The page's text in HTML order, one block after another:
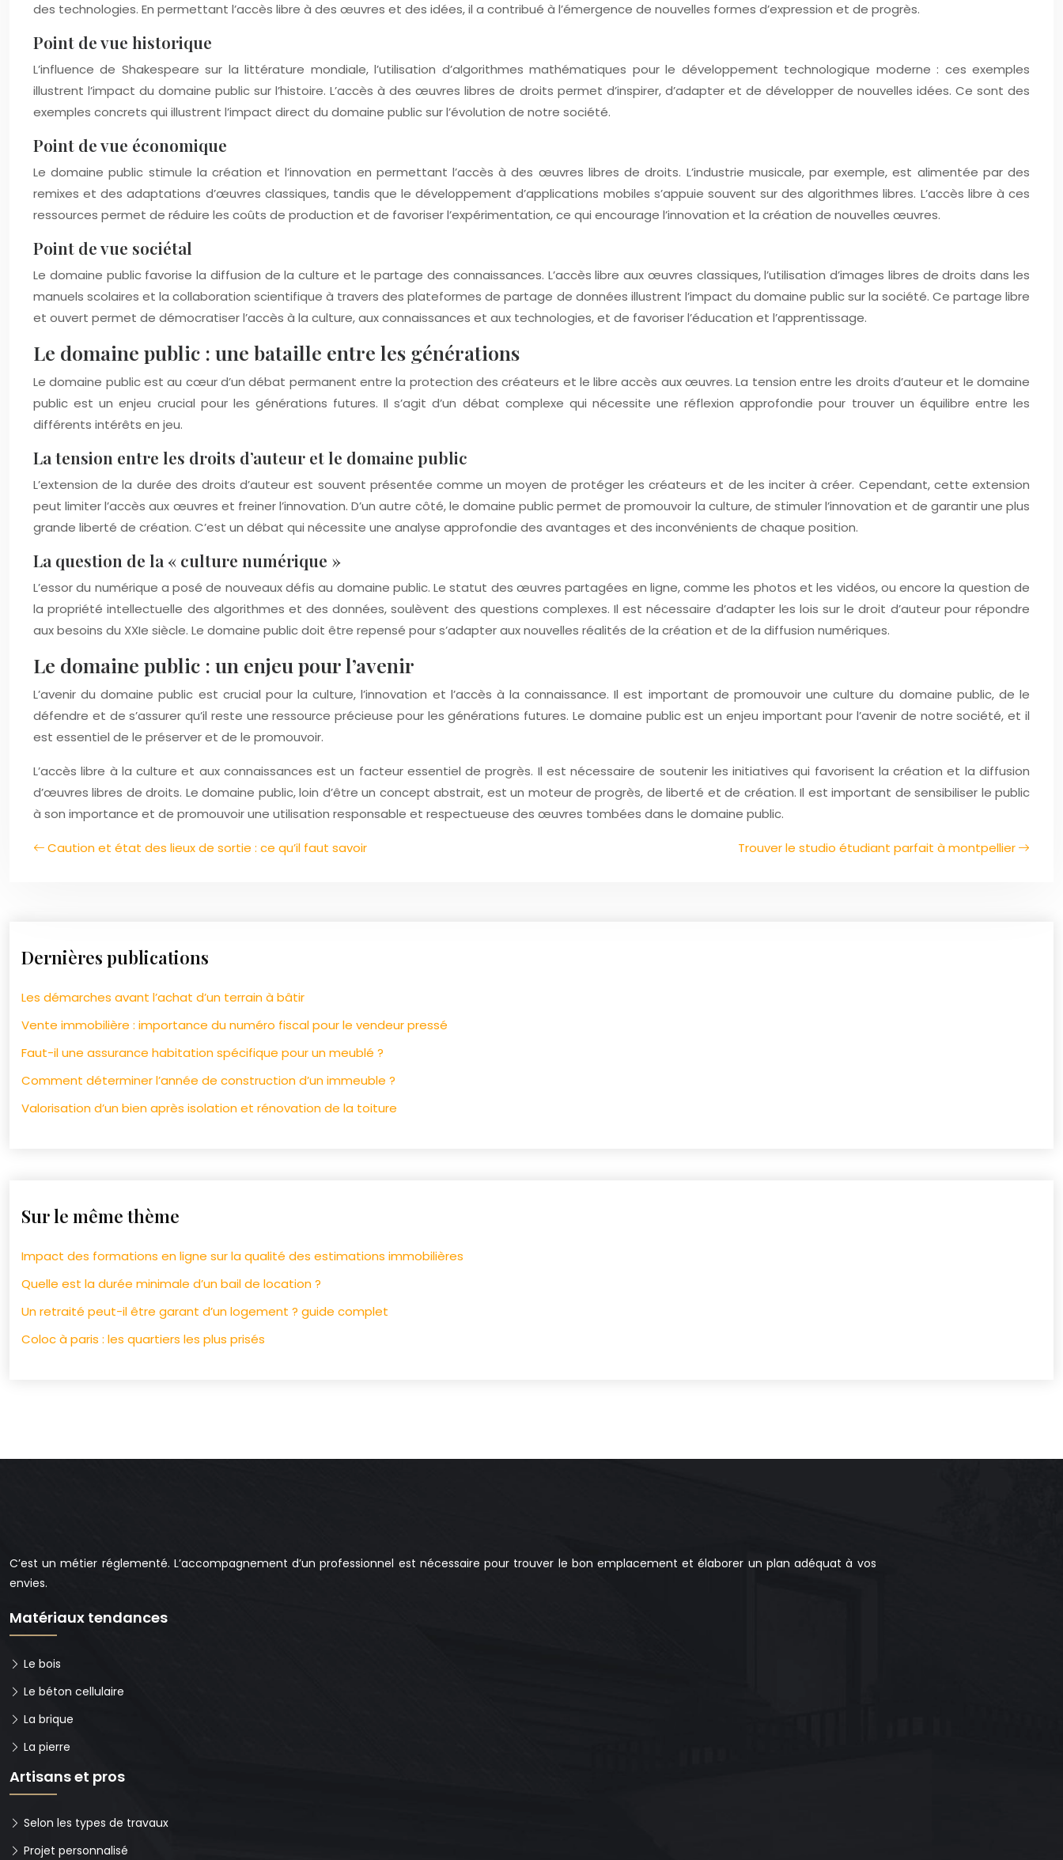
des technologies. En permettant l’accès libre à des œuvres et des idées, il a contribué à l’émergence de nouvelles formes d’expression et de progrès.
Point de vue historique
L’influence de Shakespeare sur la littérature mondiale, l’utilisation d’algorithmes mathématiques pour le développement technologique moderne : ces exemples
illustrent l’impact du domaine public sur l’histoire. L’accès à des œuvres libres de droits permet d’inspirer, d’adapter et de développer de nouvelles idées. Ce sont des
exemples concrets qui illustrent l’impact direct du domaine public sur l’évolution de notre société.
Point de vue économique
Le domaine public stimule la création et l’innovation en permettant l’accès à des œuvres libres de droits. L’industrie musicale, par exemple, est alimentée par des
remixes et des adaptations d’œuvres classiques, tandis que le développement d’applications mobiles s’appuie souvent sur des algorithmes libres. L’accès libre à ces
ressources permet de réduire les coûts de production et de favoriser l’expérimentation, ce qui encourage l’innovation et la création de nouvelles œuvres.
Point de vue sociétal
Le domaine public favorise la diffusion de la culture et le partage des connaissances. L’accès libre aux œuvres classiques, l’utilisation d’images libres de droits dans les
manuels scolaires et la collaboration scientifique à travers des plateformes de partage de données illustrent l’impact du domaine public sur la société. Ce partage libre
et ouvert permet de démocratiser l’accès à la culture, aux connaissances et aux technologies, et de favoriser l’éducation et l’apprentissage.
Le domaine public : une bataille entre les générations
Le domaine public est au cœur d’un débat permanent entre la protection des créateurs et le libre accès aux œuvres. La tension entre les droits d’auteur et le domaine
public est un enjeu crucial pour les générations futures. Il s’agit d’un débat complexe qui nécessite une réflexion approfondie pour trouver un équilibre entre les
différents intérêts en jeu.
La tension entre les droits d’auteur et le domaine public
L’extension de la durée des droits d’auteur est souvent présentée comme un moyen de protéger les créateurs et de les inciter à créer. Cependant, cette extension
peut limiter l’accès aux œuvres et freiner l’innovation. D’un autre côté, le domaine public permet de promouvoir la culture, de stimuler l’innovation et de garantir une plus
grande liberté de création. C’est un débat qui nécessite une analyse approfondie des avantages et des inconvénients de chaque position.
La question de la « culture numérique »
L’essor du numérique a posé de nouveaux défis au domaine public. Le statut des œuvres partagées en ligne, comme les photos et les vidéos, ou encore la question de
la propriété intellectuelle des algorithmes et des données, soulèvent des questions complexes. Il est nécessaire d’adapter les lois sur le droit d’auteur pour répondre
aux besoins du XXIe siècle. Le domaine public doit être repensé pour s’adapter aux nouvelles réalités de la création et de la diffusion numériques.
Le domaine public : un enjeu pour l’avenir
L’avenir du domaine public est crucial pour la culture, l’innovation et l’accès à la connaissance. Il est important de promouvoir une culture du domaine public, de le
défendre et de s’assurer qu’il reste une ressource précieuse pour les générations futures. Le domaine public est un enjeu important pour l’avenir de notre société, et il
est essentiel de le préserver et de le promouvoir.
L’accès libre à la culture et aux connaissances est un facteur essentiel de progrès. Il est nécessaire de soutenir les initiatives qui favorisent la création et la diffusion
d’œuvres libres de droits. Le domaine public, loin d’être un concept abstrait, est un moteur de progrès, de liberté et de création. Il est important de sensibiliser le public
à son importance et de promouvoir une utilisation responsable et respectueuse des œuvres tombées dans le domaine public.
Caution et état des lieux de sortie : ce qu’il faut savoir Trouver le studio étudiant parfait à montpellier
Dernières publications
Les démarches avant l’achat d’un terrain à bâtir
Vente immobilière : importance du numéro fiscal pour le vendeur pressé
Faut-il une assurance habitation spécifique pour un meublé ?
Comment déterminer l’année de construction d’un immeuble ?
Valorisation d’un bien après isolation et rénovation de la toiture
Sur le même thème
Impact des formations en ligne sur la qualité des estimations immobilières
Quelle est la durée minimale d’un bail de location ?
Un retraité peut-il être garant d’un logement ? guide complet
Coloc à paris : les quartiers les plus prisés
C’est un métier réglementé. L’accompagnement d’un professionnel est nécessaire pour trouver le bon emplacement et élaborer un plan adéquat à vos
envies.
Matériaux tendances
Le bois
Le béton cellulaire
La brique
La pierre
Artisans et pros
Selon les types de travaux
Projet personnalisé